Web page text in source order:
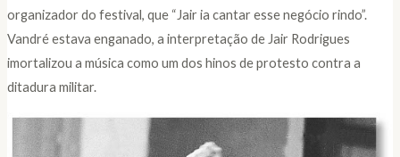
organizador do festival, que “Jair ia cantar esse negócio rindo”.
Vandré estava enganado, a interpretação de Jair Rodrigues
imortalizou a música como um dos hinos de protesto contra a
ditadura militar.